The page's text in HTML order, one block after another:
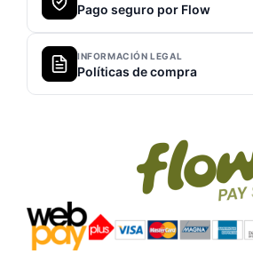
Pago seguro por Flow
INFORMACIÓN LEGAL
Políticas de compra